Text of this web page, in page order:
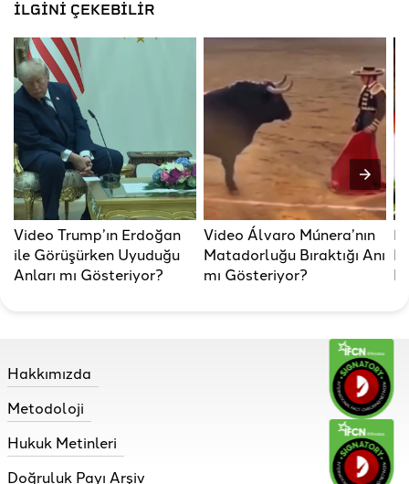
İLGİNİ ÇEKEBİLİR
Video Trump’ın Erdoğan
ile Görüşürken Uyuduğu
Anları mı Gösteriyor?
Video Álvaro Múnera’nın
Matadorluğu Bıraktığı Anı
mı Gösteriyor?
Hakkımızda
Metodoloji
Hukuk Metinleri
Doğruluk Payı Arşiv